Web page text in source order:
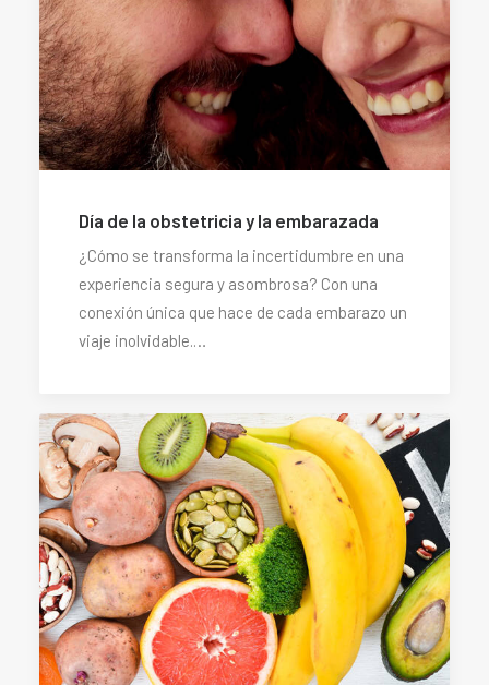
Día de la obstetricia y la embarazada
¿Cómo se transforma la incertidumbre en una
experiencia segura y asombrosa? Con una
conexión única que hace de cada embarazo un
viaje inolvidable.…